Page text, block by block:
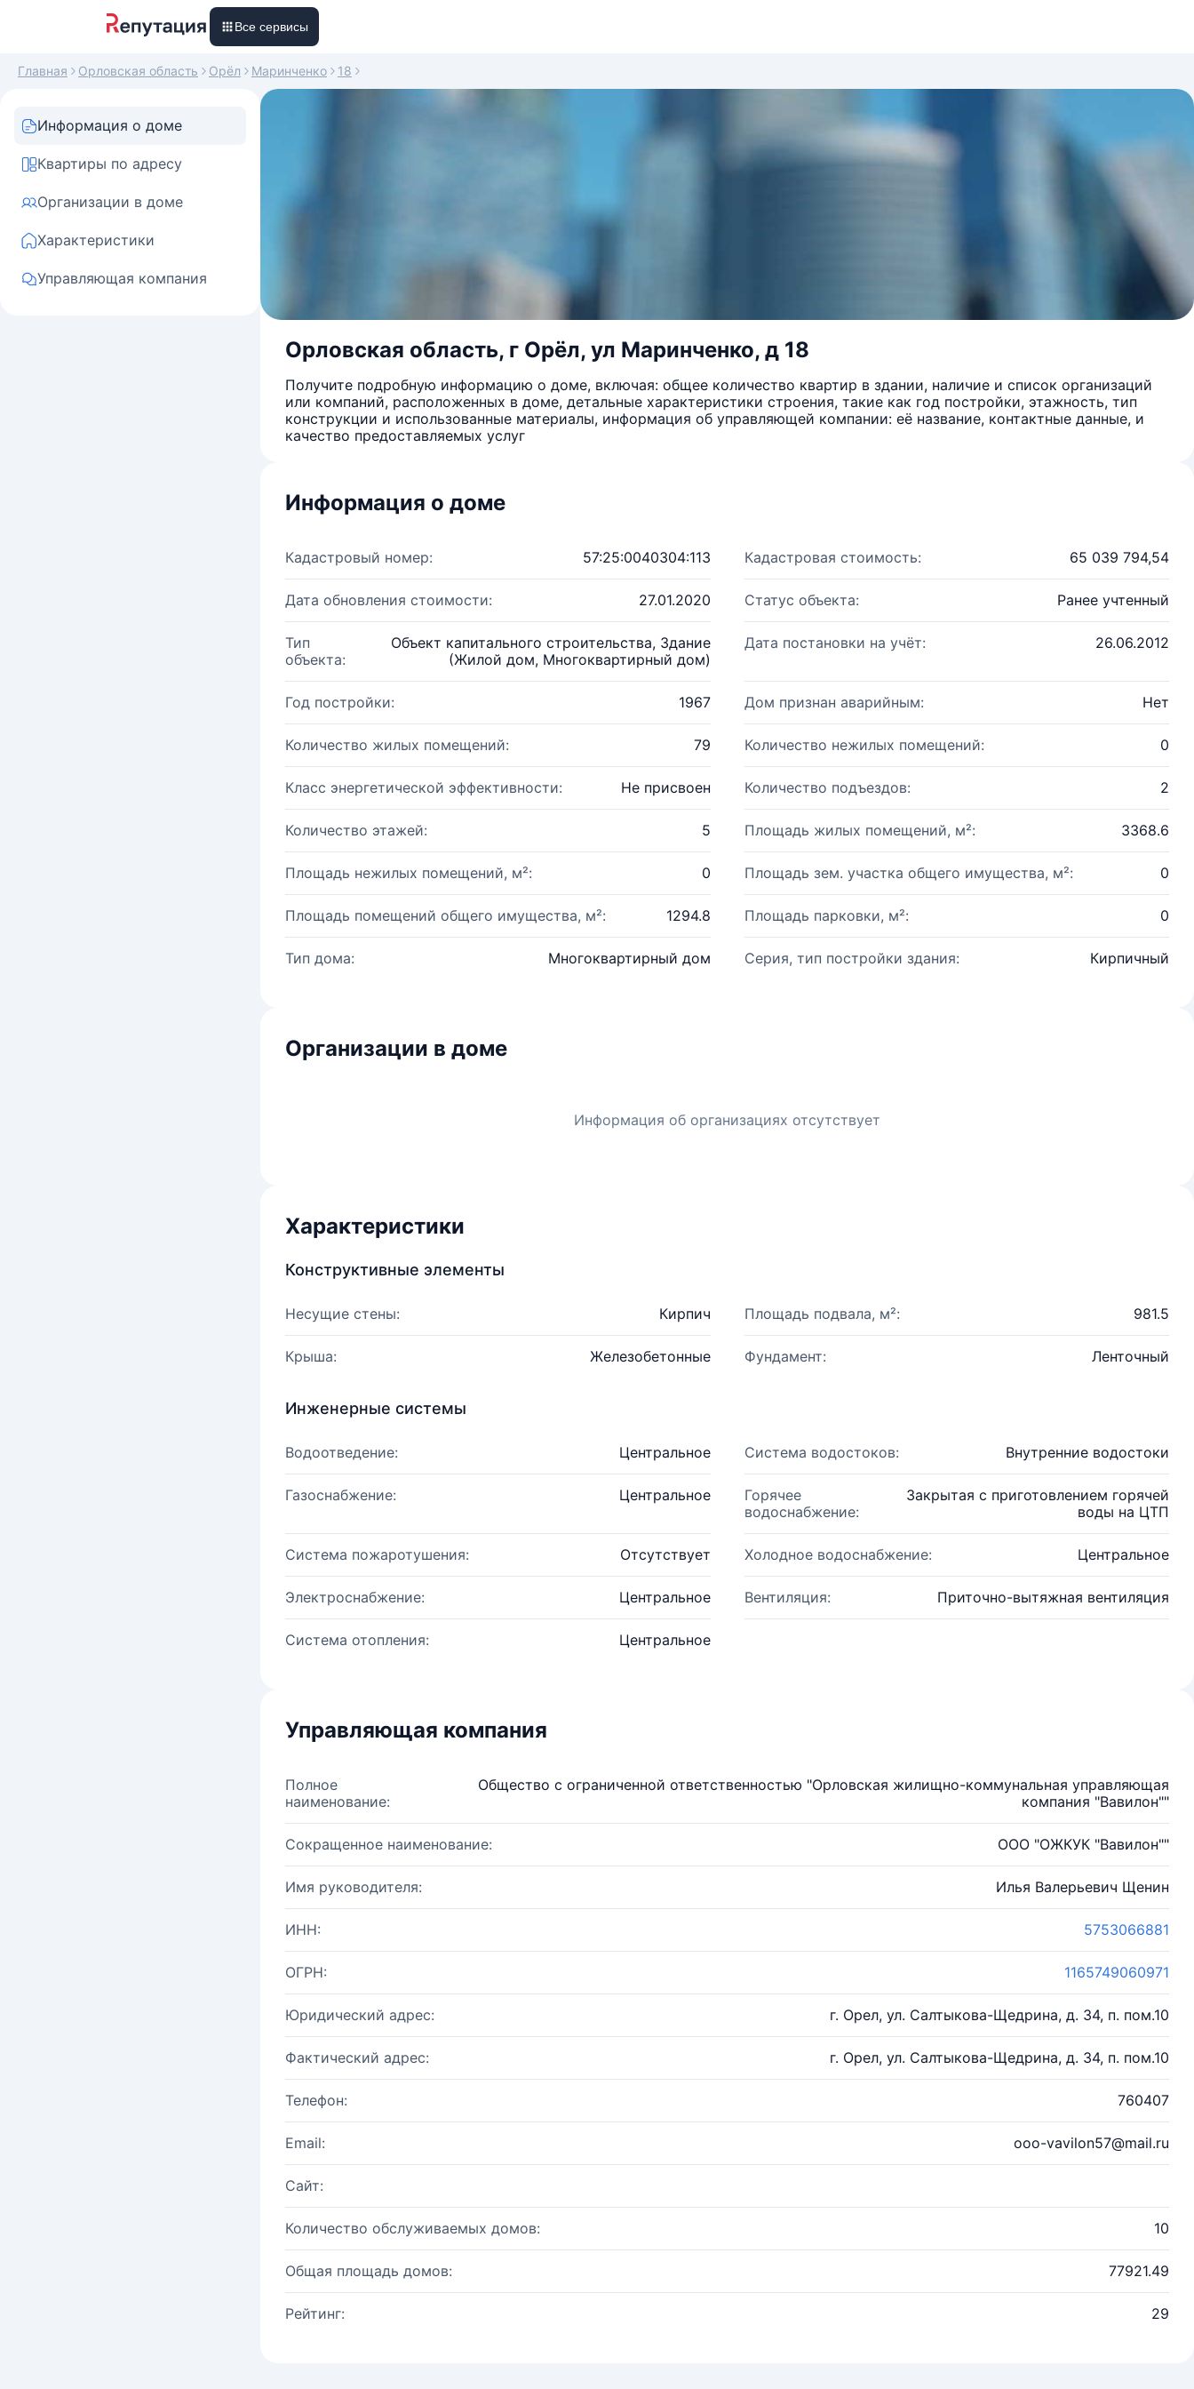
Все сервисы
Главная Орловская область Орёл Маринченко 18
Информация о доме
Квартиры по адресу
Организации в доме
Характеристики
Управляющая компания
Орловская область, г Орёл, ул Маринченко, д 18
Получите подробную информацию о доме, включая: общее количество квартир в здании, наличие и список организаций
или компаний, расположенных в доме, детальные характеристики строения, такие как год постройки, этажность, тип
конструкции и использованные материалы, информация об управляющей компании: её название, контактные данные, и
качество предоставляемых услуг
Информация о доме
Кадастровый номер: 57:25:0040304:113 Кадастровая стоимость: 65 039 794,54
Дата обновления стоимости: 27.01.2020 Статус объекта: Ранее учтенный
Тип
объекта:
Объект капитального строительства, Здание
(Жилой дом, Многоквартирный дом)
Дата постановки на учёт: 26.06.2012
Год постройки: 1967 Дом признан аварийным: Нет
Количество жилых помещений: 79 Количество нежилых помещений: 0
Класс энергетической эффективности: Не присвоен Количество подъездов: 2
Количество этажей: 5 Площадь жилых помещений, м²: 3368.6
Площадь нежилых помещений, м²: 0 Площадь зем. участка общего имущества, м²: 0
Площадь помещений общего имущества, м²: 1294.8 Площадь парковки, м²: 0
Тип дома: Многоквартирный дом Серия, тип постройки здания: Кирпичный
Организации в доме
Информация об организациях отсутствует
Характеристики
Конструктивные элементы
Несущие стены: Кирпич Площадь подвала, м²: 981.5
Крыша: Железобетонные Фундамент: Ленточный
Инженерные системы
Водоотведение: Центральное Система водостоков: Внутренние водостоки
Газоснабжение: Центральное
Горячее
водоснабжение:
Закрытая с приготовлением горячей
воды на ЦТП
Система пожаротушения: Отсутствует Холодное водоснабжение: Центральное
Электроснабжение: Центральное Вентиляция: Приточно-вытяжная вентиляция
Система отопления: Центральное
Управляющая компания
Полное
наименование:
Общество с ограниченной ответственностью "Орловская жилищно-коммунальная управляющая
компания "Вавилон""
Сокращенное наименование: ООО "ОЖКУК "Вавилон""
Имя руководителя: Илья Валерьевич Щенин
ИНН: 5753066881
ОГРН: 1165749060971
Юридический адрес: г. Орел, ул. Салтыкова-Щедрина, д. 34, п. пом.10
Фактический адрес: г. Орел, ул. Салтыкова-Щедрина, д. 34, п. пом.10
Телефон: 760407
Email: ooo-vavilon57@mail.ru
Сайт:
Количество обслуживаемых домов: 10
Общая площадь домов: 77921.49
Рейтинг: 29